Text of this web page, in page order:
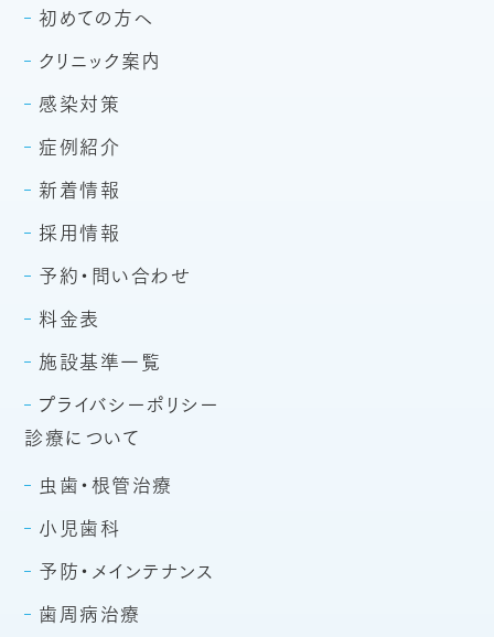
初めての方へ
クリニック案内
感染対策
症例紹介
新着情報
採用情報
予約・問い合わせ
料金表
施設基準一覧
プライバシーポリシー
診療について
虫歯・根管治療
小児歯科
予防・メインテナンス
歯周病治療